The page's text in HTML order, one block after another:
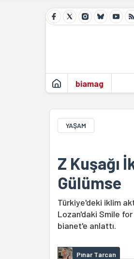
biamag
YAŞAM
Z Kuşağı
Gülümse
Türkiye'deki iklim
Lozan'daki Smile
bianet'e anlattı.
Pınar Tarcan